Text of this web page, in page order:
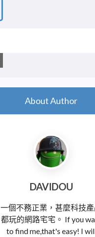
About Author
DAVIDOU
一個不務正業，甚麼科技
都玩的網路宅宅。 If you
to find me,that's easy! I